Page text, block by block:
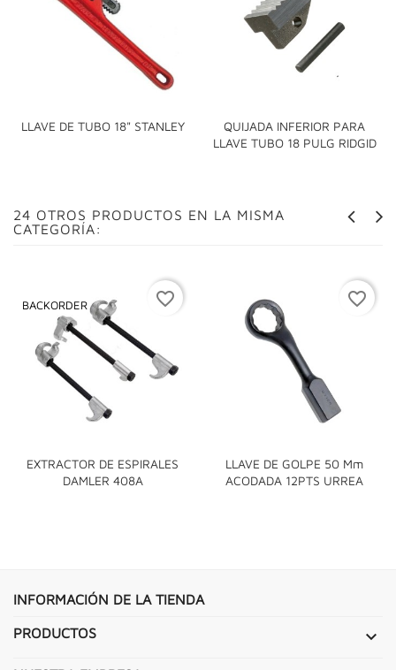
LLAVE DE TUBO 18" STANLEY
QUIJADA INFERIOR PARA
LLAVE TUBO 18 PULG RIDGID
24 OTROS PRODUCTOS EN LA MISMA
CATEGORÍA:
EXTRACTOR DE ESPIRALES
DAMLER 408A
BACKORDER favorite_border
LLAVE DE GOLPE 50 Mm
ACODADA 12PTS URREA
favorite_border
INFORMACIÓN DE LA TIENDA
PRODUCTOS 